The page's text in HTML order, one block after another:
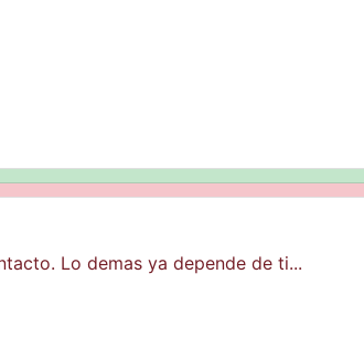
Lo demas ya depende de ti...